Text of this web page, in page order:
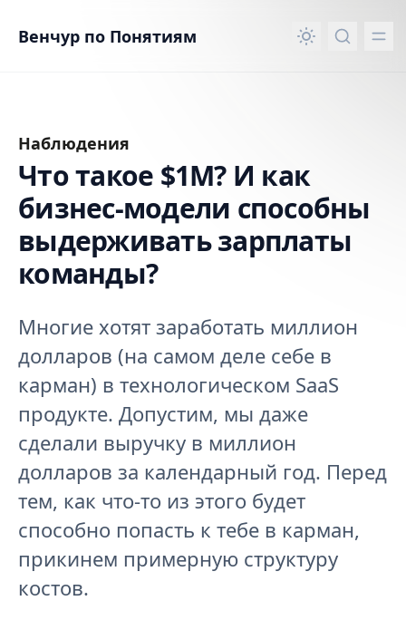
Венчур по Понятиям
Наблюдения
Что такое $1M? И как
бизнес-модели способны
выдерживать зарплаты
команды?
Многие хотят заработать миллион
долларов (на самом деле себе в
карман) в технологическом SaaS
продукте. Допустим, мы даже
сделали выручку в миллион
долларов за календарный год. Перед
тем, как что-то из этого будет
способно попасть к тебе в карман,
прикинем примерную структуру
костов.